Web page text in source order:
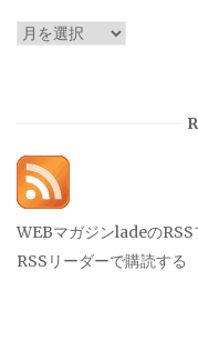
ア
WEBマガジンladeのRSS
RSSリーダーで購読する